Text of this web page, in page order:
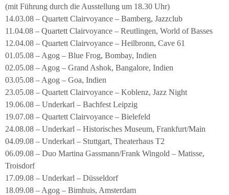
(mit Führung durch die Ausstellung um 18.30 Uhr)
14.03.08 – Quartett Clairvoyance – Bamberg, Jazzclub
11.04.08 – Quartett Clairvoyance – Reutlingen, World of Basses
12.04.08 – Quartett Clairvoyance – Heilbronn, Cave 61
01.05.08 – Agog – Blue Frog, Bombay, Indien
02.05.08 – Agog – Grand Ashok, Bangalore, Indien
03.05.08 – Agog – Goa, Indien
23.05.08 – Quartett Clairvoyance – Koblenz, Jazz Night
19.06.08 – Underkarl – Bachfest Leipzig
19.07.08 – Quartett Clairvoyance – Bielefeld
24.08.08 – Underkarl – Historisches Museum, Frankfurt/Main
04.09.08 – Underkarl – Stuttgart, Theaterhaus T2
06.09.08 – Duo Martina Gassmann/Frank Wingold – Matisse,
Troisdorf
17.09.08 – Underkarl – Düsseldorf
18.09.08 – Agog – Bimhuis, Amsterdam